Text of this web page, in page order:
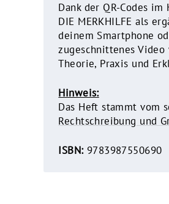
Dank der QR-Codes
DIE MERKHILFE als
deinem Smartphone
zugeschnittenes Video
Theorie, Praxis und
Hinweis:
Das Heft stammt vom
Rechtschreibung und
ISBN:9783987550690